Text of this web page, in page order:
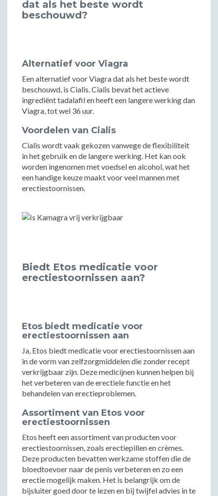
dat als het beste wordt
beschouwd?
Alternatief voor Viagra
Een alternatief voor Viagra dat als het beste wordt
beschouwd, is Cialis. Cialis bevat het actieve
ingrediënt tadalafil en heeft een langere werking dan
Viagra, tot wel 36 uur.
Voordelen van Cialis
Cialis wordt vaak gekozen vanwege de flexibiliteit
in het gebruik en de langere werking. Het kan ook
worden ingenomen met voedsel en alcohol, wat het
een handige keuze maakt voor veel mannen met
erectiestoornissen.
Biedt Etos medicatie voor
erectiestoornissen aan?
Etos biedt medicatie voor
erectiestoornissen aan
Ja, Etos biedt medicatie voor erectiestoornissen aan
in de vorm van zelfzorgmiddelen die zonder recept
verkrijgbaar zijn. Deze medicijnen kunnen helpen bij
het verbeteren van de erectiele functie en het
behandelen van erectieproblemen.
Assortiment van Etos voor
erectiestoornissen
Etos heeft een assortiment van producten voor
erectiestoornissen, zoals erectiepillen en crèmes.
Deze producten bevatten werkzame stoffen die de
bloedtoevoer naar de penis verbeteren en zo een
erectie mogelijk maken. Het is belangrijk om de
bijsluiter goed door te lezen en bij twijfel advies in te